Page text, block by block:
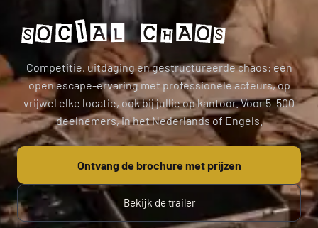
Social
Competitie, uitdaging en gestructureerde chaos: een
open escape-ervaring met professionele acteurs, op
vrijwel elke locatie, ook bij jullie op kantoor. Voor 5–500
deelnemers, in het Nederlands of Engels.
Ontvang de brochure met prijzen
Bekijk de trailer